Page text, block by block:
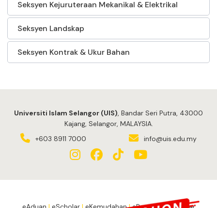
Seksyen Kejuruteraan Mekanikal & Elektrikal
Seksyen Landskap
Seksyen Kontrak & Ukur Bahan
Universiti Islam Selangor (UIS), Bandar Seri Putra, 43000
Kajang, Selangor, MALAYSIA.
+603 8911 7000
info@uis.edu.my